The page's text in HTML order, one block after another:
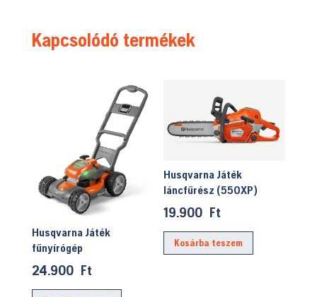
Kapcsolódó termékek
Husqvarna Játék
fűnyírógép
24.900 Ft
Husqvarna Játék
láncfűrész (550XP)
19.900 Ft
Kosárba teszem